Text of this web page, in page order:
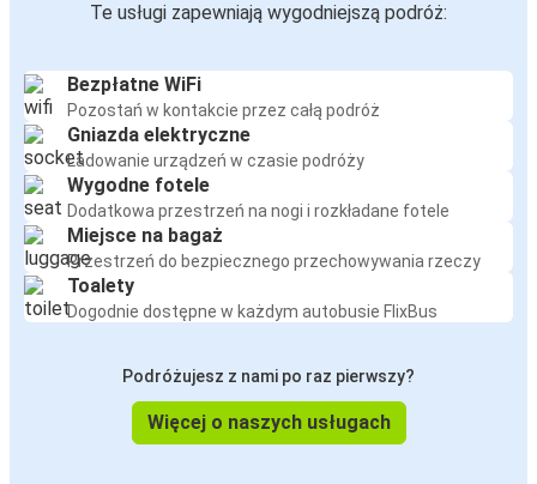
Te usługi zapewniają wygodniejszą podróż:
Bezpłatne WiFi
Pozostań w kontakcie przez całą podróż
Gniazda elektryczne
Ładowanie urządzeń w czasie podróży
Wygodne fotele
Dodatkowa przestrzeń na nogi i rozkładane fotele
Miejsce na bagaż
Przestrzeń do bezpiecznego przechowywania rzeczy
Toalety
Dogodnie dostępne w każdym autobusie FlixBus
Podróżujesz z nami po raz pierwszy?
Więcej o naszych usługach